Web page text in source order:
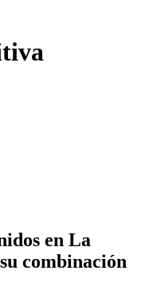
en La
combinación